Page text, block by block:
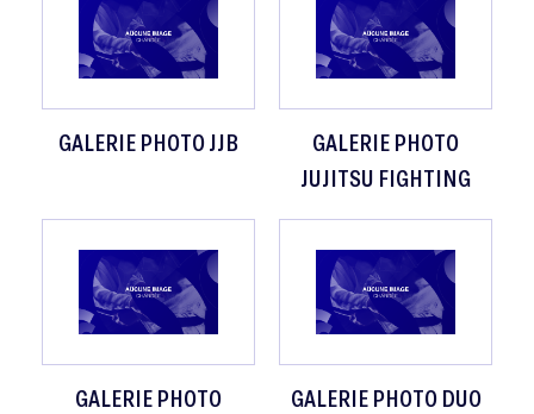
GALERIE PHOTO JJB
GALERIE PHOTO
JUJITSU FIGHTING
GALERIE PHOTO
GALERIE PHOTO DUO